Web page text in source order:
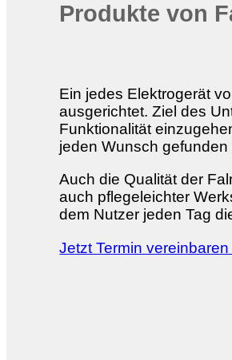
Produkte von
Ein jedes Elektrogerät
ausgerichtet. Ziel des
Funktionalität
jeden Wunsch gefunden
Auch die Qualität der
auch pflegeleichter
dem Nutzer jeden Tag
Jetzt Termin